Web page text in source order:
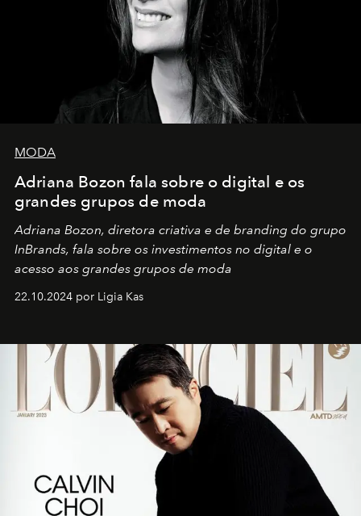
MODA
Adriana Bozon fala sobre o digital e os
grandes grupos de moda
Adriana Bozon, diretora criativa e de branding do grupo
InBrands, fala sobre os investimentos no digital e o
acesso aos grandes grupos de moda
22.10.2024 por Ligia Kas